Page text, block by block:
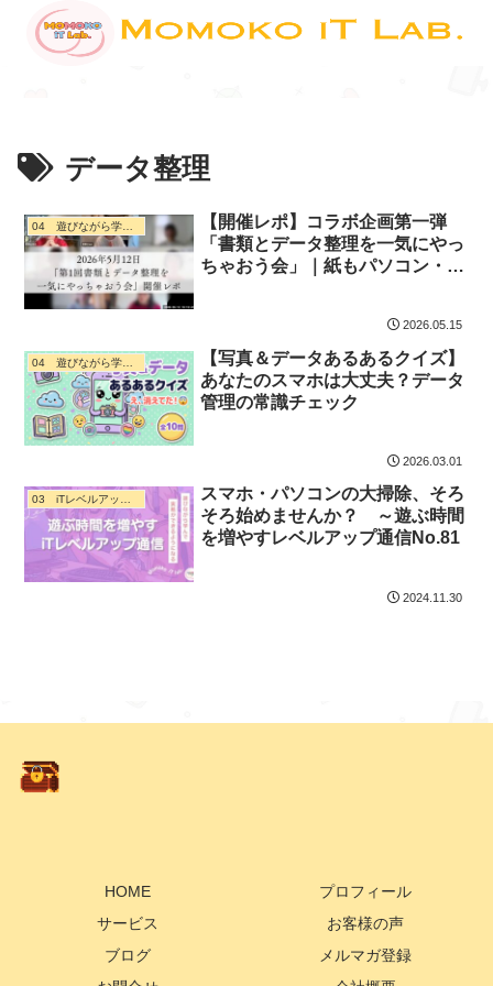
データ整理
04 遊びながら学ぶ・ デジタル活用
【開催レポ】コラボ企画第一弾
「書類とデータ整理を一気にやっ
ちゃおう会」｜紙もパソコン・ス
2026.05.15
04 遊びながら学ぶ・ デジタル活用
【写真＆データあるあるクイズ】
あなたのスマホは大丈夫？データ
管理の常識チェック
2026.03.01
スマホ・パソコンの大掃除、そろ
そろ始めませんか？ ～遊ぶ時間
を増やすレベルアップ通信No.81
2024.11.30
HOME
プロフィール
サービス
お客様の声
ブログ
メルマガ登録